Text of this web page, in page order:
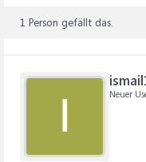
1 Person gefällt das.
I Neuer